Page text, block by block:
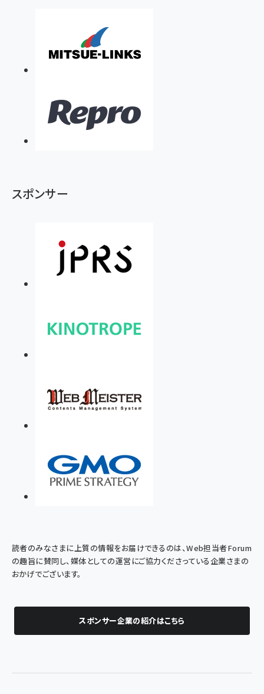
スポンサー
読者のみなさまに上質の情報をお届けできるのは、Web担当者Forum
の趣旨に賛同し、媒体としての運営にご協力くださっている企業さまの
おかげでございます。
スポンサー企業の紹介はこちら